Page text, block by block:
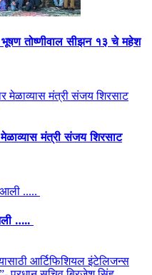
तोष्णीवाल सीझन १३ चे महेश
मंत्री संजय शिरसाट
…..